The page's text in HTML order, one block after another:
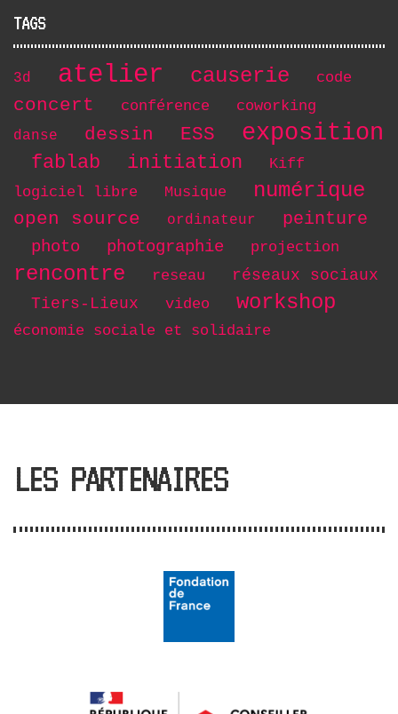
TAGS
3d atelier causerie code
concert conférence coworking
danse dessin ESS exposition
fablab initiation
Kiff
logiciel libre
Musique numérique
open source ordinateur peinture
photo photographie projection
rencontre reseau
réseaux sociaux
Tiers-Lieux
video workshop
économie sociale et solidaire
LES PARTENAIRES